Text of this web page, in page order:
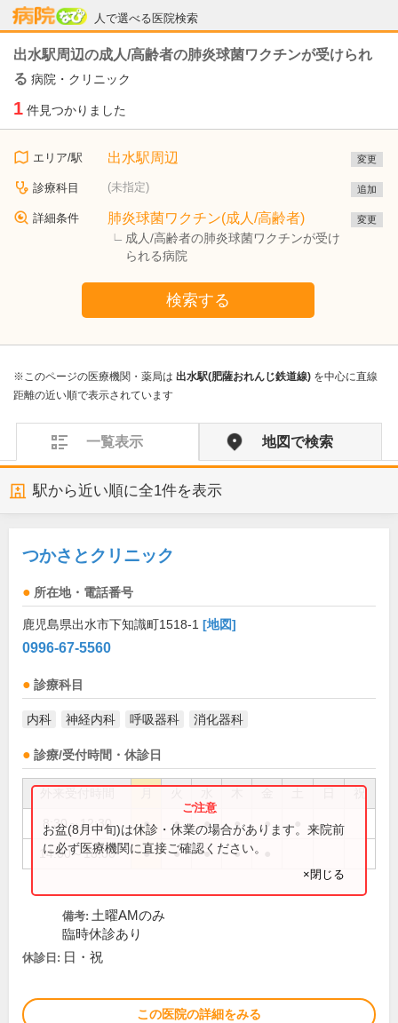
人で選べる医院検索
病院なび
出水駅周辺の成人/高齢者の肺炎球菌ワクチンが受けられ
る 病院・クリニック
1 件見つかりました
エリア/駅 出水駅周辺 変更
診療科目 (未指定) 追加
詳細条件 肺炎球菌ワクチン(成人/高齢者)
成人/高齢者の肺炎球菌ワクチンが受け
られる病院
変更
検索する
※このページの医療機関・薬局は 出水駅(肥薩おれんじ鉄道線) を中心に直線
距離の近い順で表示されています
一覧表示 地図で検索
駅から近い順に全1件を表示
つかさとクリニック
所在地・電話番号
鹿児島県出水市下知識町1518-1 [地図]
0996-67-5560
診療科目
内科 神経内科 呼吸器科 消化器科
診療/受付時間・休診日
祝
8:30～12:30 ● ● ● ● ●
14:00～18:00 ● ● ● ●
お盆(8月中旬)は休診・休業の場合があります。来院前
に必ず医療機関に直接ご確認ください。
×閉じる
備考: 土曜AMのみ
臨時休診あり
休診日: 日・祝
この医院の詳細をみる